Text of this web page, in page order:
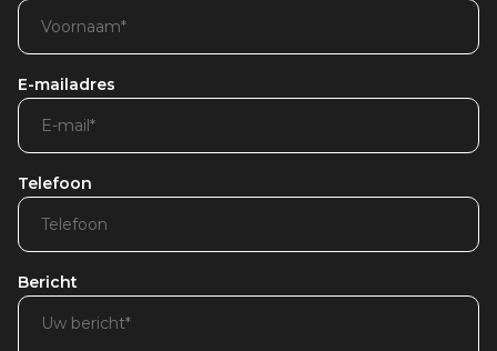
E-mailadres
Telefoon
Bericht